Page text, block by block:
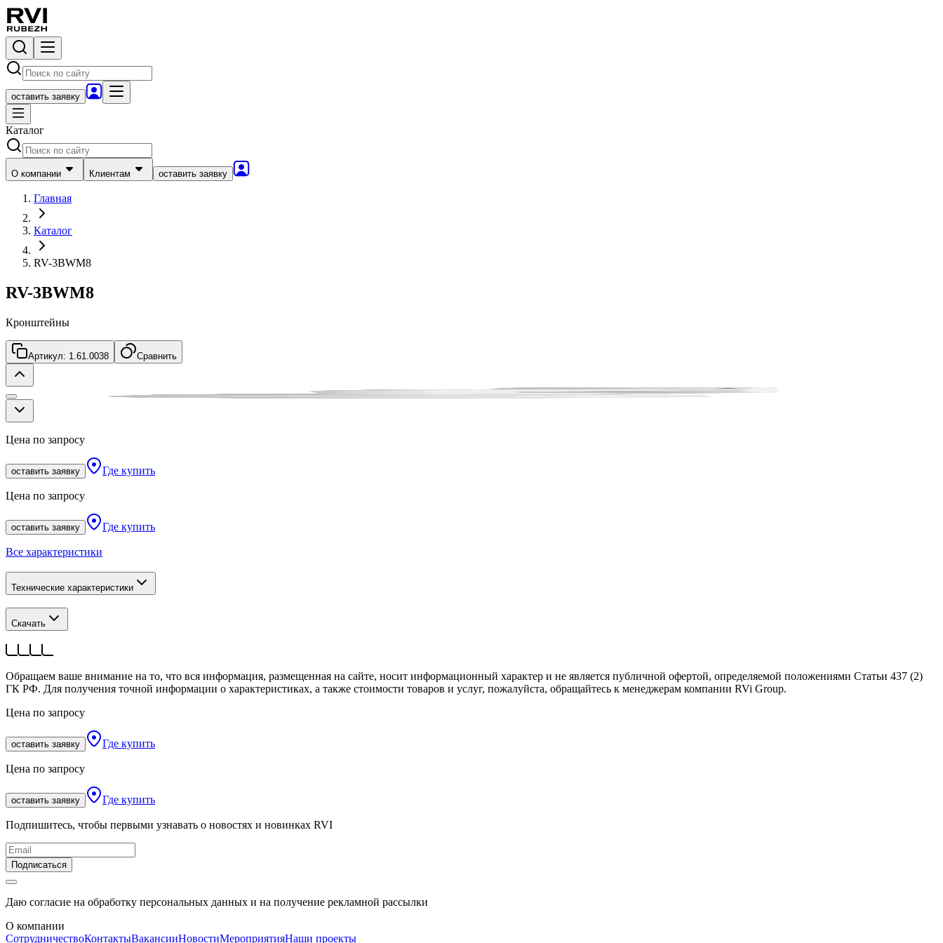
оставить заявку
Каталог
О компании Клиентам оставить заявку
Главная
Каталог
RV-3BWM8
RV-3BWM8
Кронштейны
Артикул: 1.61.0038 Сравнить
Цена по запросу
оставить заявку Где купить
Цена по запросу
оставить заявку Где купить
Все характеристики
Технические характеристики
Скачать
Обращаем ваше внимание на то, что вся информация, размещенная на сайте, носит информационный характер и не является публичной офертой, определяемой положениями Статьи 437 (2)
ГК РФ. Для получения точной информации о характеристиках, а также стоимости товаров и услуг, пожалуйста, обращайтесь к менеджерам компании RVi Group.
Цена по запросу
оставить заявку Где купить
Цена по запросу
оставить заявку Где купить
Подпишитесь, чтобы первыми узнавать о новостях и новинках RVI
Подписаться
Даю согласие на обработку персональных данных и на получение рекламной рассылки
О компании
СотрудничествоКонтактыВакансииНовостиМероприятияНаши проекты